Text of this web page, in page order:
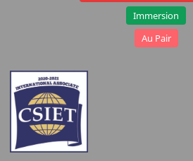
Immersion
Au Pair